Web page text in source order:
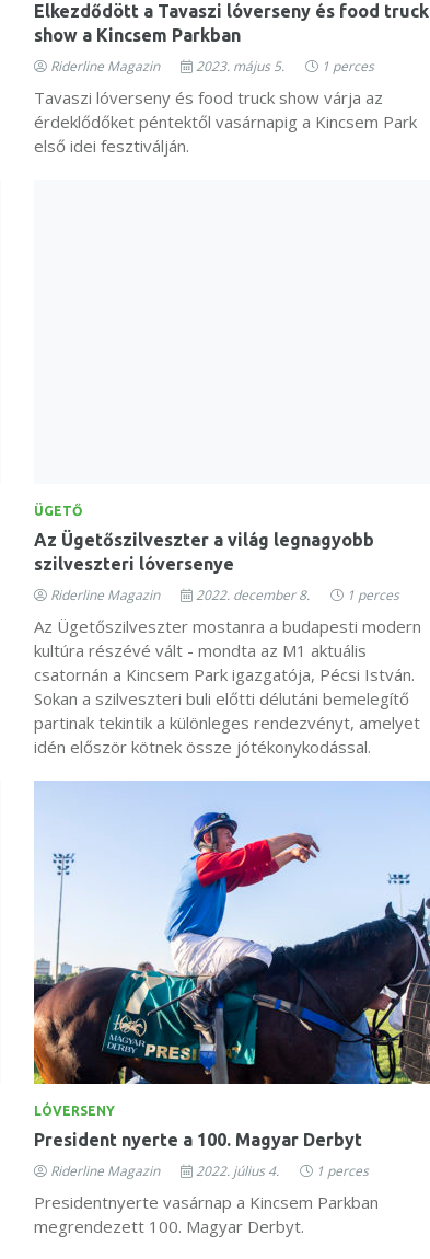
Elkezdődött a Tavaszi lóverseny és food truck
show a Kincsem Parkban
Riderline Magazin 2023. május 5. 1 perces
Tavaszi lóverseny és food truck show várja az
érdeklődőket péntektől vasárnapig a Kincsem Park
első idei fesztiválján.
ÜGETŐ
Az Ügetőszilveszter a világ legnagyobb
szilveszteri lóversenye
Riderline Magazin 2022. december 8. 1 perces
Az Ügetőszilveszter mostanra a budapesti modern
kultúra részévé vált - mondta az M1 aktuális
csatornán a Kincsem Park igazgatója, Pécsi István.
Sokan a szilveszteri buli előtti délutáni bemelegítő
partinak tekintik a különleges rendezvényt, amelyet
idén először kötnek össze jótékonykodással.
LÓVERSENY
President nyerte a 100. Magyar Derbyt
Riderline Magazin 2022. július 4. 1 perces
Presidentnyerte vasárnap a Kincsem Parkban
megrendezett 100. Magyar Derbyt.